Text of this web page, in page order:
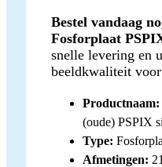
Bestel vandaag
Fosforplaat
snelle levering en
beeldkwaliteit
Productnaam:
(oude) PSPIX
Type:
Afmetingen: